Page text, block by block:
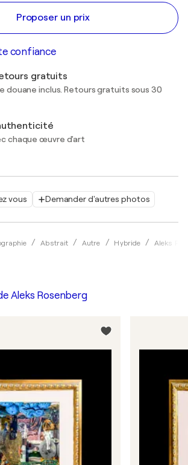
vous Demander d'autres photos
Abstrait Autre Hybride Aleks
Proposer un prix
confiance
gratuits
douane inclus. Retours gratuits sous 30
chaque œuvre d'art
Aleks Rosenberg